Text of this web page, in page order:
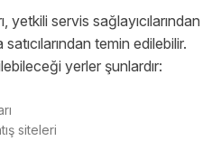
yetkili servis sağlayıcılarından
temin edilebilir.
yerler şunlardır:
siteleri